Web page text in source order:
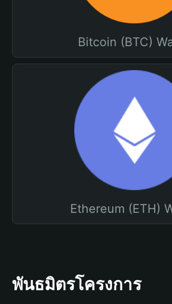
Bitcoin (BTC)
Ethereum (ETH)
พันธมิตรโครงการ